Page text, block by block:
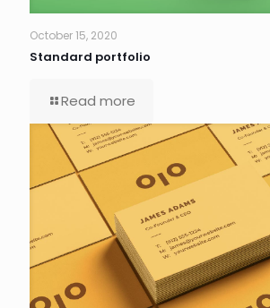
October 15, 2020
Standard portfolio
Read more